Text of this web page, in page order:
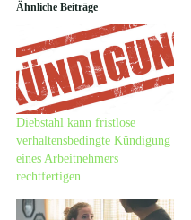
Ähnliche Beiträge
Diebstahl kann fristlose
verhaltensbedingte Kündigung
eines Arbeitnehmers
rechtfertigen